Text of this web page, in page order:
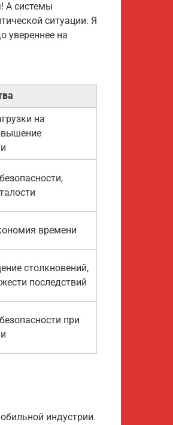
А системы
ситуации. Я
увереннее на
на
времени
столкновений,
последствий
при
индустрии.